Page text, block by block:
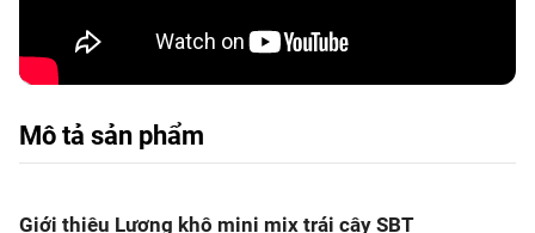
Mô tả sản phẩm
Giới thiệu Lương khô mini mix trái cây SBT